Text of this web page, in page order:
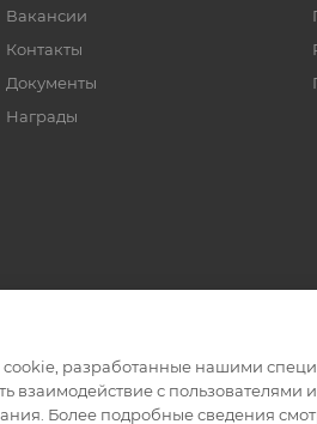
Вакансии
Контакты
Документы
Награды
магазин
разработанные нашими
взаимодействие с
Более подробные сведения